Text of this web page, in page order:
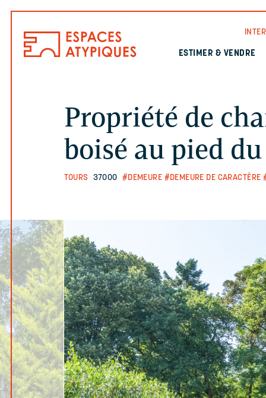
ESTIMER & VENDRE
Propriété de
boisé au pied
TOURS 37000 #DEMEURE #DEMEURE DE CARACTÈRE